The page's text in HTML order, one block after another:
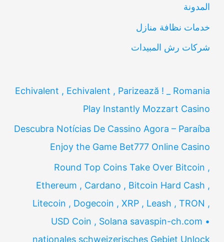
المدونة
خدمات نظافة منازل
شركات رش المبيدات
Echivalent , Echivalent , Parizează ! _ Romania
Play Instantly Mozzart Casino
Descubra Notícias De Cassino Agora – Paraíba
Enjoy the Game Bet777 Online Casino
Round Top Coins Take Over Bitcoin ,
Ethereum , Cardano , Bitcoin Hard Cash ,
Litecoin , Dogecoin , XRP , Leash , TRON ,
USD Coin , Solana savaspin-ch.com •
nationales schweizerisches Gebiet Unlock